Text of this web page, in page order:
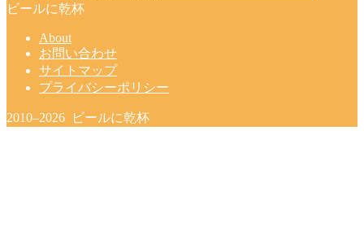
ビールに乾杯
About
お問い合わせ
サイトマップ
プライバシーポリシー
2010–2026 ビールに乾杯